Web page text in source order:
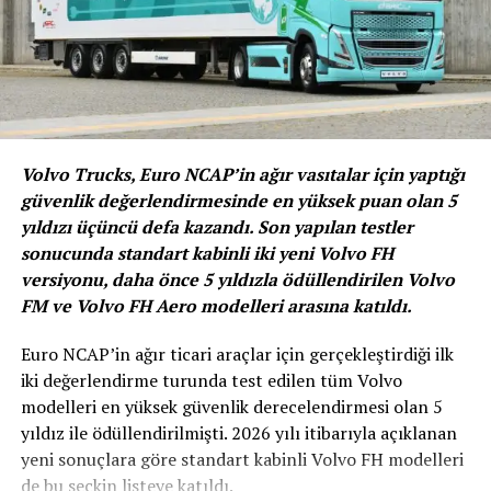
Sürücüyü ve aracı güvende
tutuyor
Parlak bir LED ışık fener özelliği bulunan BATTERYstart
400 ürünü ters polarite, ani yükselme ve kısa devre
tutmak için akıllı güvenlik kelepçelerini içeriyor.
BENZER İÇERIKLER
UP NEXT
Castrol Türkiye’de Üst Düzey Atama
Volvo Trucks, Euro NCAP’in ağır vasıtalar için yaptığı
güvenlik değerlendirmesinde en yüksek puan olan 5
yıldızı üçüncü defa kazandı. Son yapılan testler
sonucunda standart kabinli iki yeni Volvo FH
versiyonu, daha önce 5 yıldızla ödüllendirilen Volvo
FM ve Volvo FH Aero modelleri arasına katıldı.
Euro NCAP’in ağır ticari araçlar için gerçekleştirdiği ilk
iki değerlendirme turunda test edilen tüm Volvo
modelleri en yüksek güvenlik derecelendirmesi olan 5
yıldız ile ödüllendirilmişti. 2026 yılı itibarıyla açıklanan
yeni sonuçlara göre standart kabinli Volvo FH modelleri
de bu seçkin listeye katıldı.